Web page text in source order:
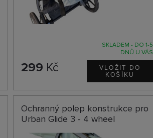
SKLADEM - DO 1-5
DNŮ U VÁS
299 Kč
Ochranný polep konstrukce pro
Urban Glide 3 - 4 wheel